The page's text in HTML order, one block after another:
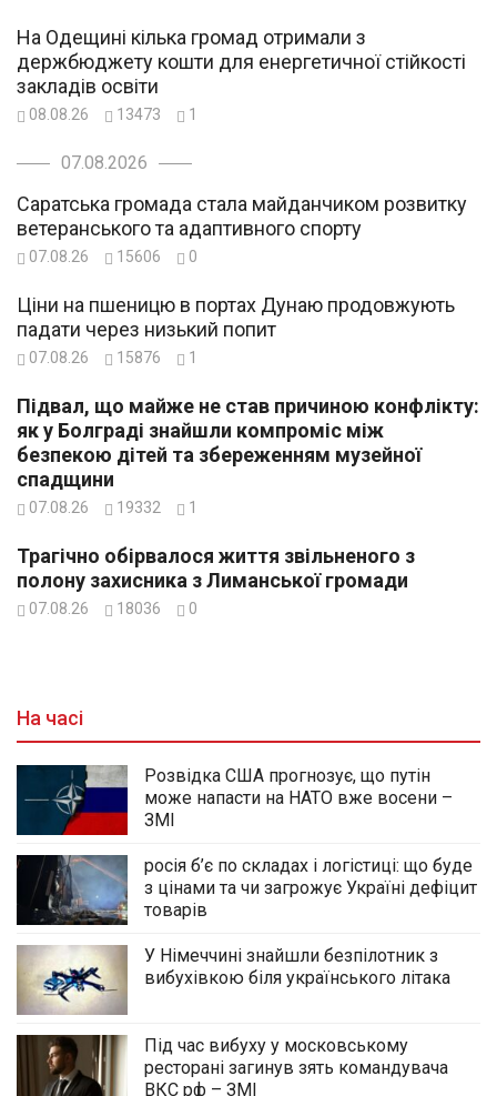
На Одещині кілька громад отримали з
держбюджету кошти для енергетичної стійкості
закладів освіти
08.08.26 13473 1
07.08.2026
Саратська громада стала майданчиком розвитку
ветеранського та адаптивного спорту
07.08.26 15606 0
Ціни на пшеницю в портах Дунаю продовжують
падати через низький попит
07.08.26 15876 1
Підвал, що майже не став причиною конфлікту:
як у Болграді знайшли компроміс між
безпекою дітей та збереженням музейної
спадщини
07.08.26 19332 1
Трагічно обірвалося життя звільненого з
полону захисника з Лиманської громади
07.08.26 18036 0
На часі
Розвідка США прогнозує, що путін
може напасти на НАТО вже восени –
ЗМІ
росія б’є по складах і логістиці: що буде
з цінами та чи загрожує Україні дефіцит
товарів
У Німеччині знайшли безпілотник з
вибухівкою біля українського літака
Під час вибуху у московському
ресторані загинув зять командувача
ВКС рф – ЗМІ